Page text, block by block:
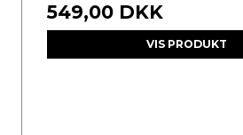
549,00 DKK
VIS PRODUKT